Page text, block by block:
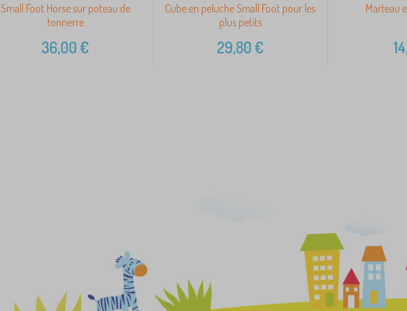
Small Foot Horse sur poteau de
tonnerre
36,00€
Cube en peluche Small Foot pour les
plus petits
29,80€
Marteau